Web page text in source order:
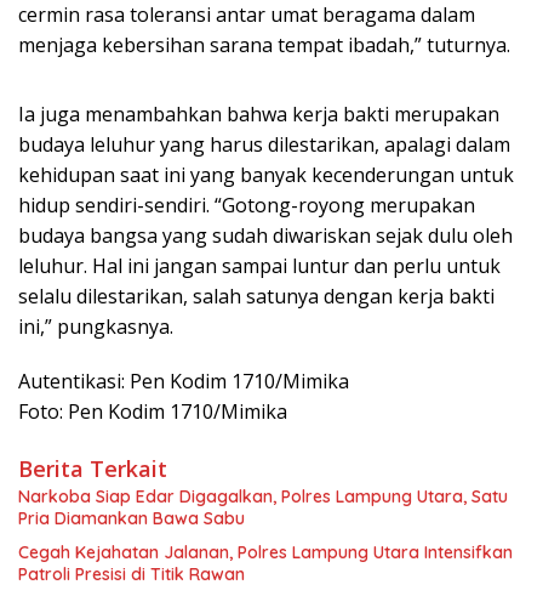
cermin rasa toleransi antar umat beragama dalam
menjaga kebersihan sarana tempat ibadah,” tuturnya.
Ia juga menambahkan bahwa kerja bakti merupakan
budaya leluhur yang harus dilestarikan, apalagi dalam
kehidupan saat ini yang banyak kecenderungan untuk
hidup sendiri-sendiri. “Gotong-royong merupakan
budaya bangsa yang sudah diwariskan sejak dulu oleh
leluhur. Hal ini jangan sampai luntur dan perlu untuk
selalu dilestarikan, salah satunya dengan kerja bakti
ini,” pungkasnya.
Autentikasi: Pen Kodim 1710/Mimika
Foto: Pen Kodim 1710/Mimika
Berita Terkait
Narkoba Siap Edar Digagalkan, Polres Lampung Utara, Satu
Pria Diamankan Bawa Sabu
Cegah Kejahatan Jalanan, Polres Lampung Utara Intensifkan
Patroli Presisi di Titik Rawan